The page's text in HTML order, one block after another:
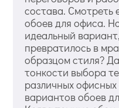
состава. Смотреть
обоев для офиса.
идеальный
превратилось в
образцом стиля?
тонкости выбора
различных
вариантов обоев